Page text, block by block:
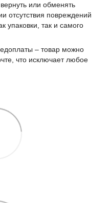
или обменять
отсутствия повреждений
упаковки, так и самого
– товар можно
что исключает любое